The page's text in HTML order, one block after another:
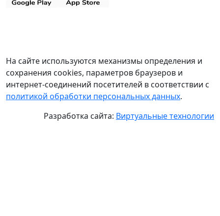
На сайте используются механизмы определения и
сохранения cookies, параметров браузеров и
интернет-соединений посетителей в соответствии с
политикой обработки персональных данных.
Разработка сайта: Виртуальные технологии